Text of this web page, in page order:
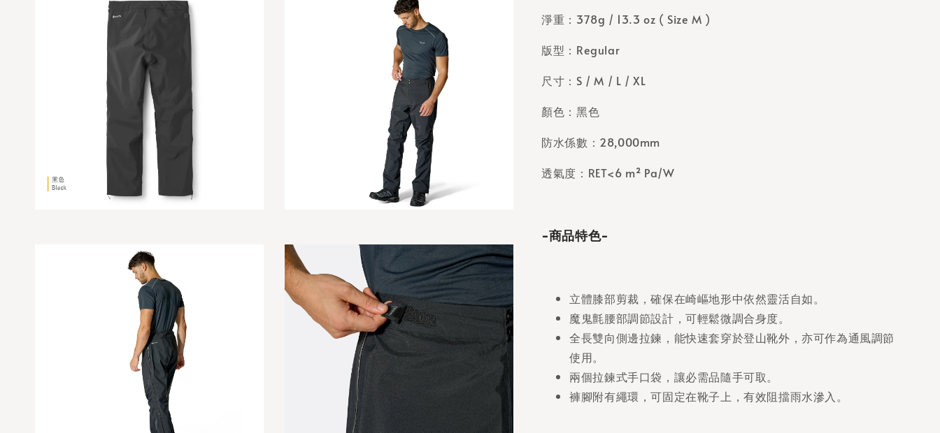
淨重：378g / 13.3 oz ( Size M )
版型：Regular
尺寸：S / M / L / XL
顏色： 黑色
防水係數：28,000mm
透氣度：RET<6 m² Pa/W
-商品特色-
立體膝部剪裁，確保在崎嶇地形中依然靈活自如。
魔鬼氈腰部調節設計，可輕鬆微調合身度。
全長雙向側邊拉鍊，能快速套穿於登山靴外，亦可作為通風調節
使用。
兩個拉鍊式手口袋，讓必需品隨手可取。
褲腳附有繩環，可固定在靴子上，有效阻擋雨水滲入。